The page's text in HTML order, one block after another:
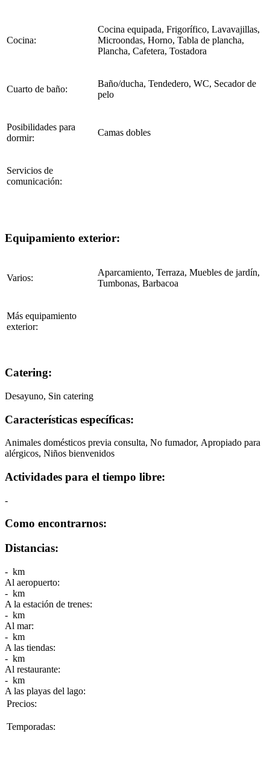
Cocina:
Cocina equipada, Frigorífico, Lavavajillas,
Microondas, Horno, Tabla de plancha,
Plancha, Cafetera, Tostadora
Cuarto de baño:
Baño/ducha, Tendedero, WC, Secador de
pelo
Posibilidades para
dormir:
Camas dobles
Servicios de
comunicación:
Equipamiento exterior:
Varios:
Aparcamiento, Terraza, Muebles de jardín,
Tumbonas, Barbacoa
Más equipamiento
exterior:
Catering:
Desayuno, Sin catering
Características específicas:
Animales domésticos previa consulta, No fumador, Apropiado para
alérgicos, Niños bienvenidos
Actividades para el tiempo libre:
-
Como encontrarnos:
Distancias:
- km
Al aeropuerto:
- km
A la estación de trenes:
- km
Al mar:
- km
A las tiendas:
- km
Al restaurante:
- km
A las playas del lago:
Precios:
Temporadas: